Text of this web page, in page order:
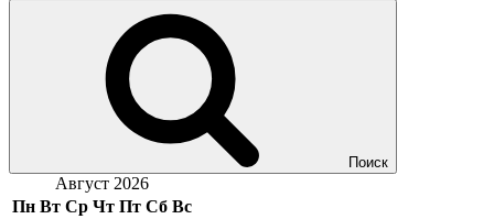
Поиск
Август 2026
Пн Вт Ср Чт Пт Сб Вс